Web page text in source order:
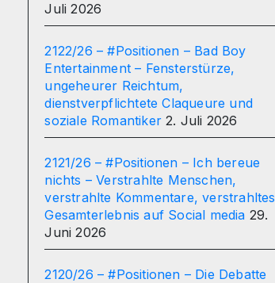
Juli 2026
2122/26 – #Positionen – Bad Boy
Entertainment – Fensterstürze,
ungeheurer Reichtum,
dienstverpflichtete Claqueure und
soziale Romantiker 2. Juli 2026
2121/26 – #Positionen – Ich bereue
nichts – Verstrahlte Menschen,
verstrahlte Kommentare, verstrahltes
Gesamterlebnis auf Social media 29.
Juni 2026
2120/26 – #Positionen – Die Debatte